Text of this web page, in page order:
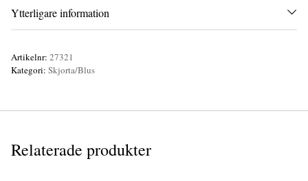
Ytterligare information
Artikelnr: 27321
Kategori: Skjorta/Blus
Relaterade produkter